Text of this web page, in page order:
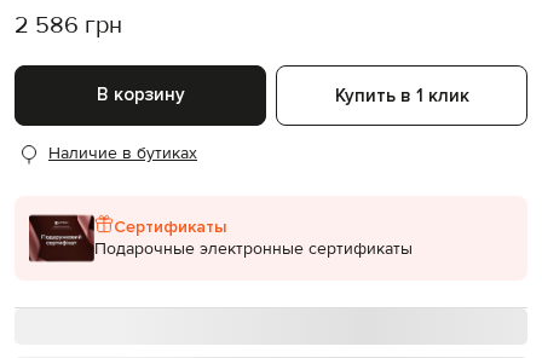
2 586 грн
В корзину Купить в 1 клик
Наличие в бутиках
Сертификаты
Подарочные электронные сертификаты